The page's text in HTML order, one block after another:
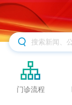


门诊流程